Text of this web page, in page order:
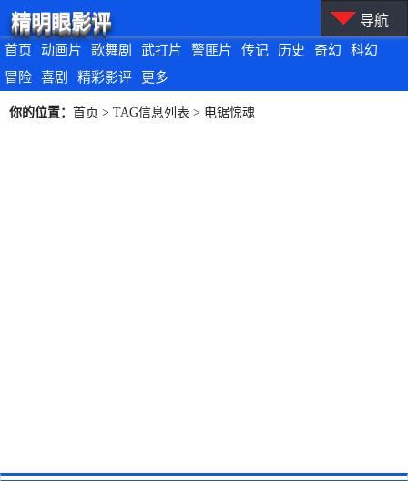
首页 动画片 歌舞剧 武打片 警匪片 传记 历史 奇幻
科幻
冒险
喜剧 精彩影评 更多
精明眼影评 导航
你的位置： 首页 > TAG信息列表 > 电锯惊魂